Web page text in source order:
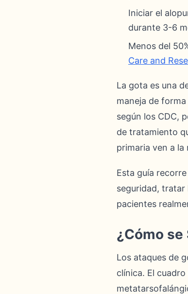
Iniciar el
durante 3-6
Menos del
Care and
La gota es una
maneja de
según los CDC,
de tratamiento
primaria ven a
Esta guía
seguridad, tratar
pacientes
¿Cómo se
Los ataques de
clínica. El